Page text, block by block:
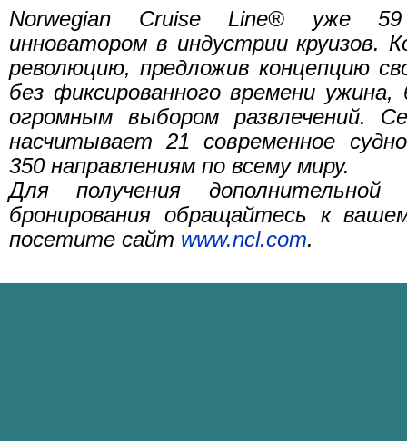
Norwegian Cruise Line® уже
инноватором в индустрии круизов.
революцию, предложив концепцию
без фиксированного времени ужина,
огромным выбором развлечений.
насчитывает 21 современное
350 направлениям по всему миру.
Для получения дополнительной
бронирования обращайтесь к
посетите сайт www.ncl.com.